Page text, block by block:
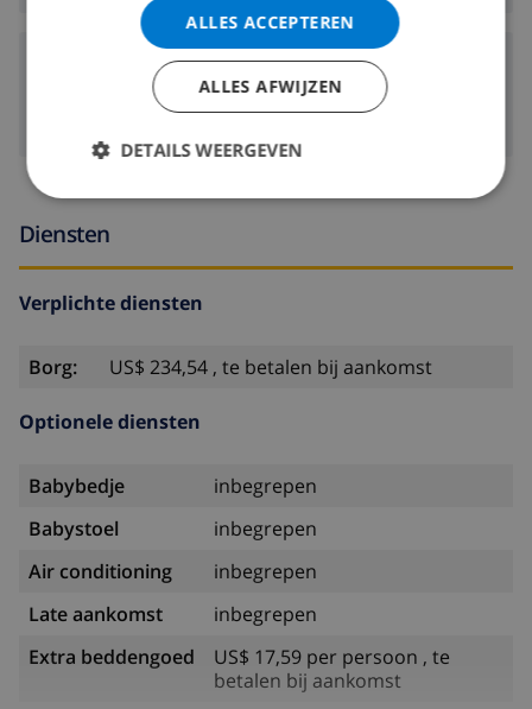
Luchthavens:
PALMA DE MALLORCA:
Diensten
Verplichte diensten
Borg: US$ 234,54 , te betalen bij aankomst
Optionele diensten
Babybedje
inbegrepen
Babystoel
inbegrepen
Air conditioning
inbegrepen
Late aankomst
inbegrepen
Extra beddengoed
US$ 17,59 per persoon , te
betalen bij aankomst
ALLES ACCEPTEREN
ALLES AFWIJZEN
DETAILS WEERGEVEN